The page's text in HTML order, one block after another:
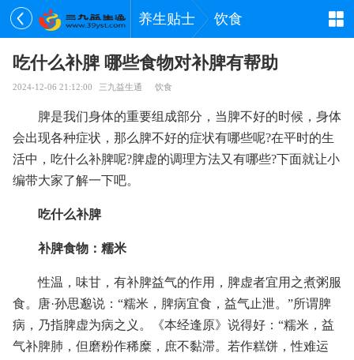
养生贴士 饮食
吃什么补脾 哪些食物对补脾有帮助
2024-12-06 21:12:00 三九益生通 饮食
脾是我们身体的重要组成部分，当脾不好的时候，身体
会出现各种症状，那么脾不好的症状有哪些呢?在平时的生
活中，吃什么补脾呢?脾虚的调理方法又有哪些?下面就让小
编带大家了解一下吧。
吃什么补脾
补脾食物：糯米
性温，味甘，有补脾益气的作用，脾虚者宜用之煮粥服
食。唐·孙思邈说：“糯米，脾病宜食，益气止泄。”所谓脾
病，乃指脾虚为病之义。《本经逢原》说得好：“糯米，益
气补脾肺，但磨粉作稀糜，庶不黏滞。若作糕饼，性难运